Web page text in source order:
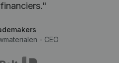
- CEO